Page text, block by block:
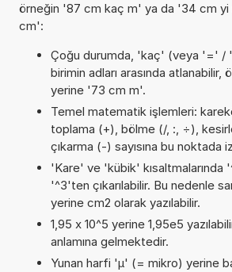
örneğin '87 cm kaç m' ya da '34 cm
cm':
Çoğu durumda, 'kaç' (veya '=' /
birimin adları arasında
yerine '73 cm m'.
Temel matematik işlemleri:
toplama (+), bölme (/, :, ÷),
çıkarma (-) sayısına bu noktada
'Kare' ve 'kübik'
'^3'ten çıkarılabilir. Bu nedenle
yerine cm2 olarak yazılabilir.
1,95 x 10^5 yerine 1,95e5
anlamına gelmektedir.
Yunan harfi 'µ' (= mikro) yerine